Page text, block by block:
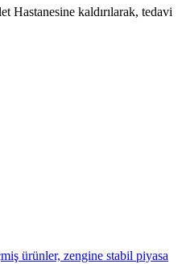
Hastanesine kaldırılarak, tedavi
ürünler, zengine stabil piyasa